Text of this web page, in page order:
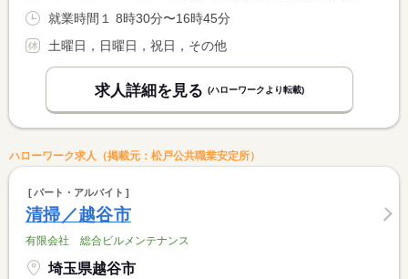
就業時間１ 8時30分〜16時45分
土曜日，日曜日，祝日，その他
求人詳細を見る (ハローワークより転載)
ハローワーク求人（掲載元：松戸公共職業安定所）
パート・アルバイト
清掃／越谷市
有限会社 総合ビルメンテナンス
埼玉県越谷市